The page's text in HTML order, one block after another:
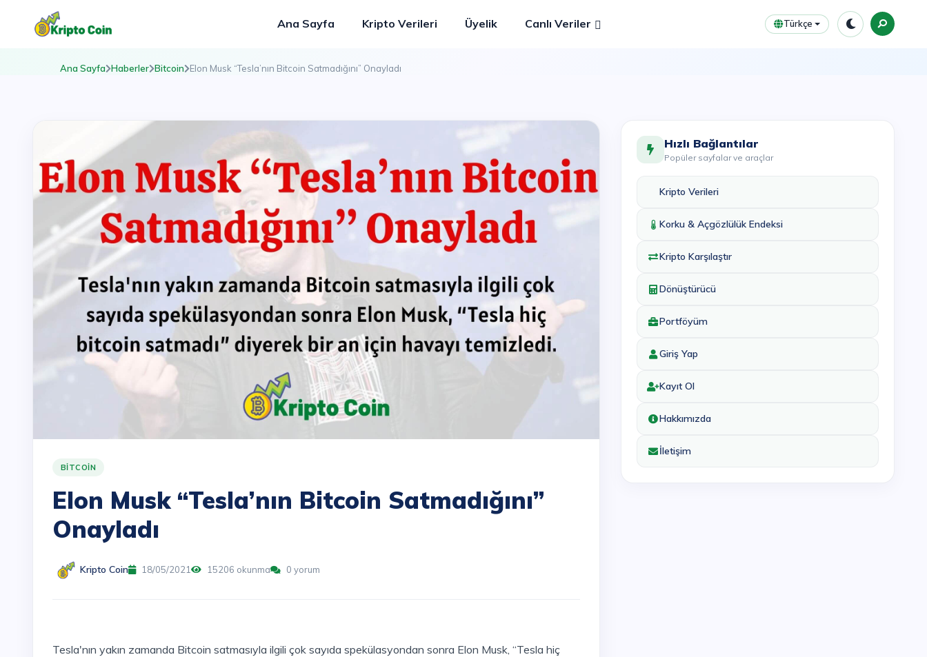
Ana Sayfa Kripto Verileri Üyelik Canlı Veriler Türkçe
Ana Sayfa Haberler Bitcoin Elon Musk “Tesla’nın Bitcoin Satmadığını” Onayladı
BITCOIN
Elon Musk “Tesla’nın Bitcoin Satmadığını”
Onayladı
Kripto Coin 18/05/2021 15206 okunma 0 yorum
Tesla'nın yakın zamanda Bitcoin satmasıyla ilgili çok sayıda spekülasyondan sonra Elon Musk, “Tesla hiç
Hızlı Bağlantılar
Popüler sayfalar ve araçlar
Kripto Verileri
Korku & Açgözlülük Endeksi
Kripto Karşılaştır
Dönüştürücü
Portföyüm
Giriş Yap
Kayıt Ol
Hakkımızda
İletişim